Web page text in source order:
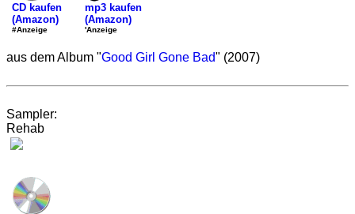
CD kaufen
(Amazon)
#Anzeige
mp3 kaufen
(Amazon)
'Anzeige
aus dem Album "Good Girl Gone Bad" (2007)
Sampler:
Rehab